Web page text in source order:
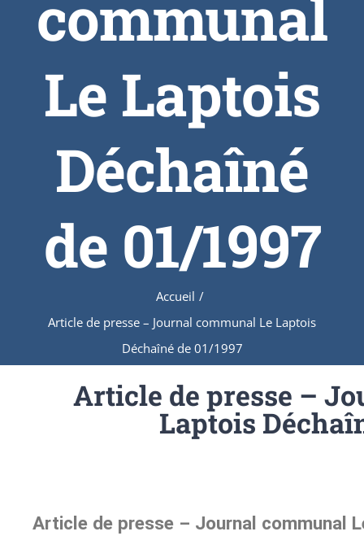
communal
Le Laptois
Déchaîné
de 01/1997
Accueil /
Article de presse – Journal communal Le Laptois
Déchaîné de 01/1997
Article de presse –
Laptois
Article de presse – Journal communal